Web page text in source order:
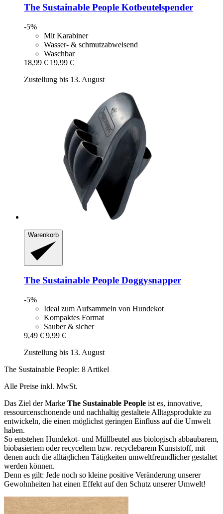
The Sustainable People Kotbeutelspender
-5%
Mit Karabiner
Wasser- & schmutzabweisend
Waschbar
18,99 € 19,99 €
Zustellung bis 13. August
Warenkorb
The Sustainable People Doggysnapper
-5%
Ideal zum Aufsammeln von Hundekot
Kompaktes Format
Sauber & sicher
9,49 € 9,99 €
Zustellung bis 13. August
The Sustainable People: 8 Artikel
Alle Preise inkl. MwSt.
Das Ziel der Marke The Sustainable People ist es, innovative,
ressourcenschonende und nachhaltig gestaltete Alltagsprodukte zu
entwickeln, die einen möglichst geringen Einfluss auf die Umwelt
haben.
So entstehen Hundekot- und Müllbeutel aus biologisch abbaubarem,
biobasiertem oder recyceltem bzw. recyclebarem Kunststoff, mit
denen auch die alltäglichen Tätigkeiten umweltfreundlicher gestaltet
werden können.
Denn es gilt: Jede noch so kleine positive Veränderung unserer
Gewohnheiten hat einen Effekt auf den Schutz unserer Umwelt!